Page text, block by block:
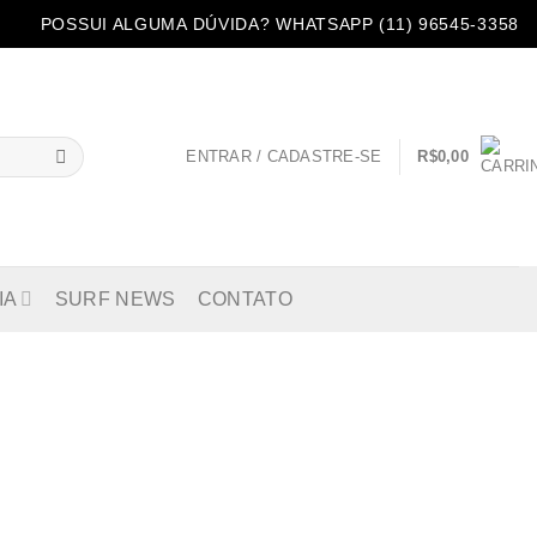
POSSUI ALGUMA DÚVIDA? WHATSAPP (11) 96545-3358
ENTRAR / CADASTRE-SE R$0,00
SURF NEWS CONTATO